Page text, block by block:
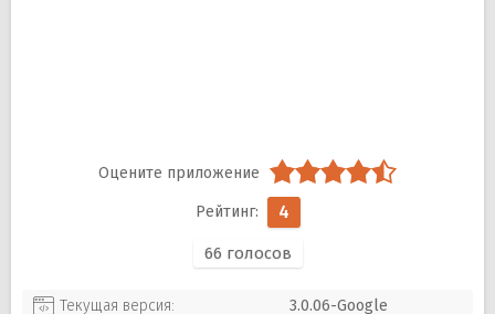
4
66 голосов
Текущая версия:
3.0.06-Google